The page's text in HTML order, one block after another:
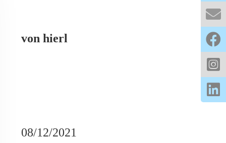
vonhierl
08/12/2021